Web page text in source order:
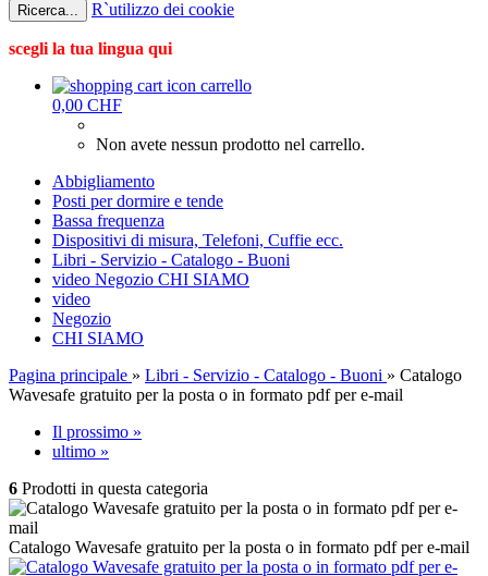
Ricerca... R`utilizzo dei cookie
scegli la tua lingua qui
carrello
0,00 CHF
Non avete nessun prodotto nel carrello.
Abbigliamento
Posti per dormire e tende
Bassa frequenza
Dispositivi di misura, Telefoni, Cuffie ecc.
Libri - Servizio - Catalogo - Buoni
video Negozio CHI SIAMO
video
Negozio
CHI SIAMO
Pagina principale » Libri - Servizio - Catalogo - Buoni » Catalogo
Wavesafe gratuito per la posta o in formato pdf per e-mail
Il prossimo »
ultimo »
6 Prodotti in questa categoria
Catalogo Wavesafe gratuito per la posta o in formato pdf per e-mail